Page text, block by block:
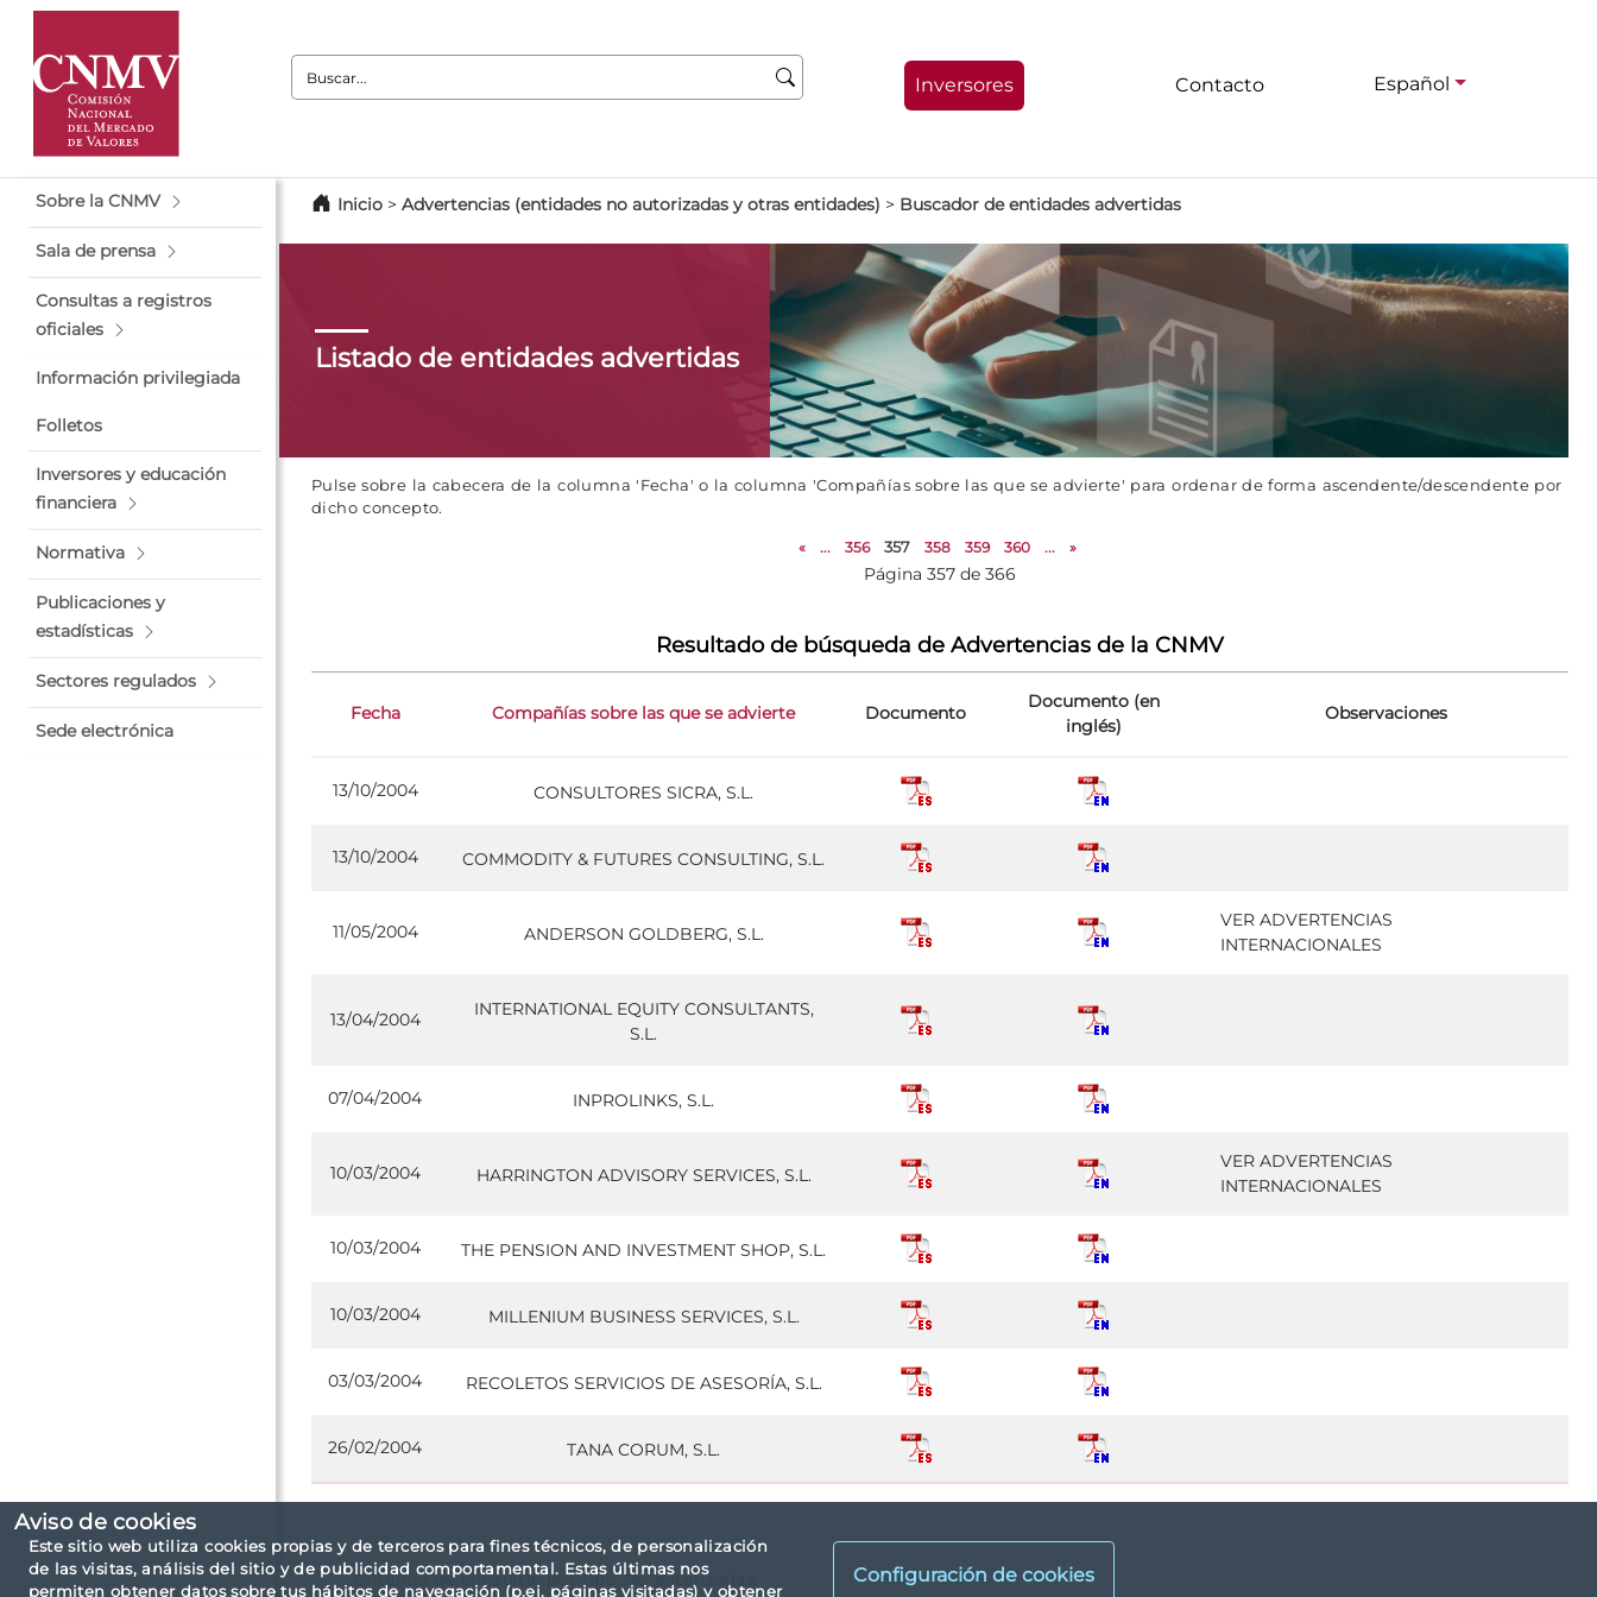
Aviso de cookies
Este sitio web utiliza cookies propias y de terceros para fines técnicos, de personalización
de las visitas, análisis del sitio y de publicidad comportamental. Estas últimas nos
permiten obtener datos sobre tus hábitos de navegación (p.ej. páginas visitadas) y obtener
Configuración de cookies
Buscar:
Inversores Contacto Español
Sobre la CNMV
Sala de prensa
Consultas a registros
oficiales
Información privilegiada
Folletos
Inversores y educación
financiera
Normativa
Publicaciones y
estadísticas
Sectores regulados
Sede electrónica
Inicio > Advertencias (entidades no autorizadas y otras entidades) > Buscador de entidades advertidas
Listado de entidades advertidas
Pulse sobre la cabecera de la columna 'Fecha' o la columna 'Compañías sobre las que se advierte' para ordenar de forma ascendente/descendente por
dicho concepto.
« ... 356 357 358 359 360 ... »
Página 357 de 366
Resultado de búsqueda de Advertencias de la CNMV
Fecha Compañías sobre las que se advierte Documento
Documento (en
inglés)
Observaciones
13/10/2004 CONSULTORES SICRA, S.L.
13/10/2004 COMMODITY & FUTURES CONSULTING, S.L.
11/05/2004 ANDERSON GOLDBERG, S.L.
VER ADVERTENCIAS
INTERNACIONALES
13/04/2004
INTERNATIONAL EQUITY CONSULTANTS,
S.L.
07/04/2004 INPROLINKS, S.L.
10/03/2004 HARRINGTON ADVISORY SERVICES, S.L.
VER ADVERTENCIAS
INTERNACIONALES
10/03/2004 THE PENSION AND INVESTMENT SHOP, S.L.
10/03/2004 MILLENIUM BUSINESS SERVICES, S.L.
03/03/2004 RECOLETOS SERVICIOS DE ASESORÍA, S.L.
26/02/2004 TANA CORUM, S.L.
Criterios de consulta: por tipo No autorizadas.